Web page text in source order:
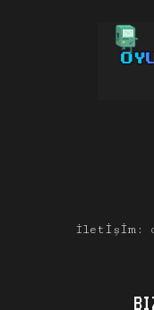
İletişim: